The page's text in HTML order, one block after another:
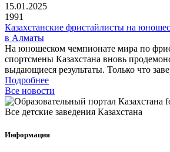
15.01.2025
1991
Казахстанские фристайлисты на
в Алматы
На юношеском чемпионате мира по
спортсмены Казахстана вновь
выдающиеся результаты. Только что
Подробнее
Все новости
Все детские заведения Казахстана
Информация